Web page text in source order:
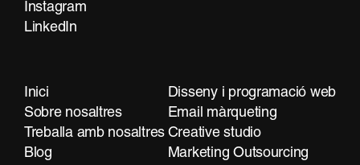
Instagram
LinkedIn
Inici
Sobre nosaltres
Treballa amb nosaltres
Blog
Disseny i programació web
Email màrqueting
Creative studio
Marketing Outsourcing